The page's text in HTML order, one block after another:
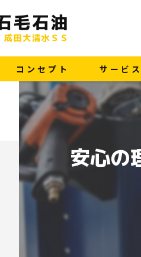
コンセプト サービス
安心の